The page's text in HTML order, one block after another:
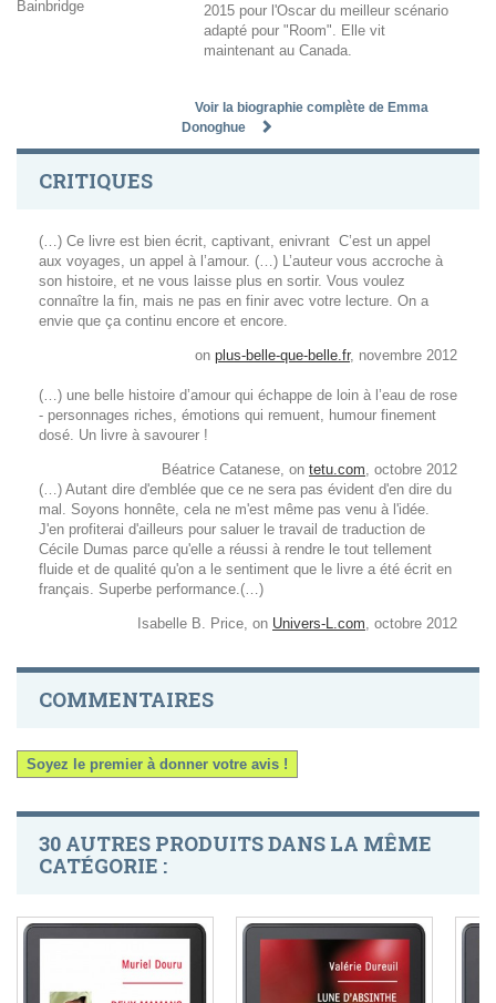
Bainbridge
2015 pour l'Oscar du meilleur scénario
adapté pour "Room". Elle vit
maintenant au Canada.
Voir la biographie complète de Emma
Donoghue
CRITIQUES
(…) Ce livre est bien écrit, captivant, enivrant C’est un appel
aux voyages, un appel à l’amour. (…) L’auteur vous accroche à
son histoire, et ne vous laisse plus en sortir. Vous voulez
connaître la fin, mais ne pas en finir avec votre lecture. On a
envie que ça continu encore et encore.
on plus-belle-que-belle.fr, novembre 2012
(…) une belle histoire d’amour qui échappe de loin à l’eau de rose
- personnages riches, émotions qui remuent, humour finement
dosé. Un livre à savourer !
Béatrice Catanese, on tetu.com, octobre 2012
(…) Autant dire d'emblée que ce ne sera pas évident d'en dire du
mal. Soyons honnête, cela ne m'est même pas venu à l'idée.
J'en profiterai d'ailleurs pour saluer le travail de traduction de
Cécile Dumas parce qu'elle a réussi à rendre le tout tellement
fluide et de qualité qu'on a le sentiment que le livre a été écrit en
français. Superbe performance.(…)
Isabelle B. Price, on Univers-L.com, octobre 2012
COMMENTAIRES
Soyez le premier à donner votre avis !
30 AUTRES PRODUITS DANS LA MÊME
CATÉGORIE :